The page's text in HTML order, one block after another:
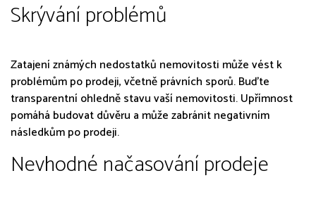
Skrývání problémů
Zatajení známých nedostatků nemovitosti může vést k
problémům po prodeji, včetně právních sporů. Buďte
transparentní ohledně stavu vaší nemovitosti. Upřímnost
pomáhá budovat důvěru a může zabránit negativním
následkům po prodeji.
Nevhodné načasování prodeje